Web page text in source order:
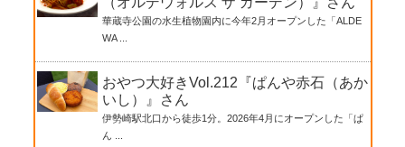
華蔵寺公園の水生植物園内に今年2月オープンした「ALDE
WA ...
おやつ大好きVol.212『ぱんや赤石（あか
いし）』さん
伊勢崎駅北口から徒歩1分。2026年4月にオープンした「ぱ
ん ...